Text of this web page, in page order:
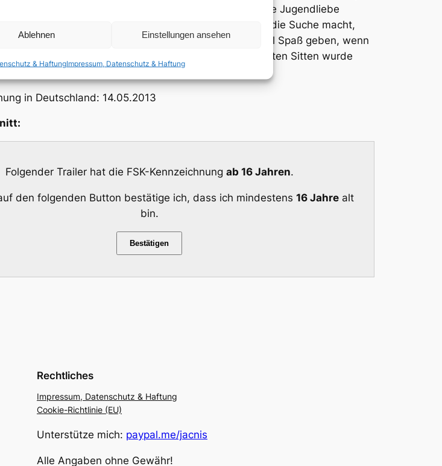
Ablehnen Einstellungen ansehen
& HaftungImpressum, Datenschutz & Haftung
Vince möchte nach Atlantic City und hofft, dort seine alte Jugendliebe
McKellar) zurückzugewinnen. Während Vince sich auf die Suche macht,
Erlebnisse der ganz besonderen Art… Es kann viel Spaß geben, wenn
sind, seeehr viel Spaß! Dieser irre Angriff auf die guten Sitten wurde
Frank Vain!
in Deutschland: 14.05.2013
Folgender Trailer hat die FSK-Kennzeichnung ab 16 Jahren.
den folgenden Button bestätige ich, dass ich mindestens16 Jahre alt
bin.
Bestätigen
Rechtliches
Impressum, Datenschutz & Haftung
Cookie-Richtlinie (EU)
Unterstütze mich: paypal.me/jacnis
Alle Angaben ohne Gewähr!